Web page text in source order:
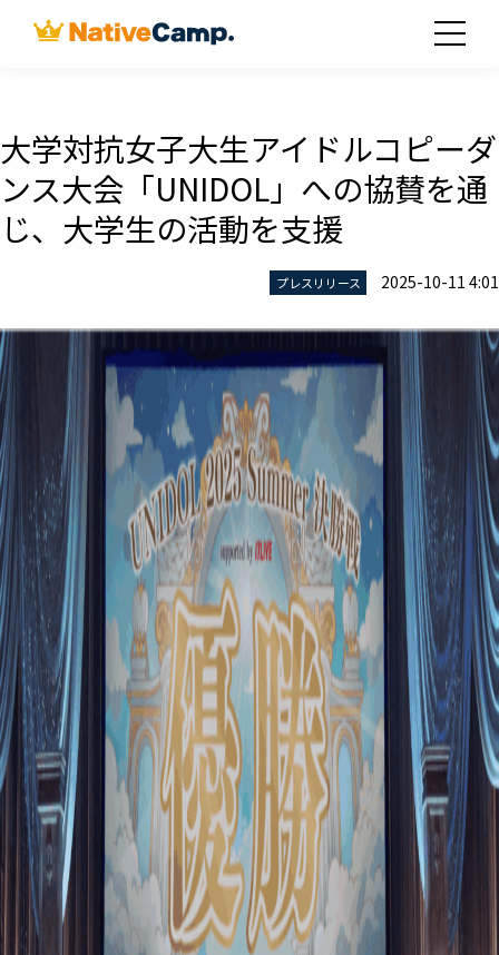
大学対抗女子大生アイドルコピーダ
ンス大会「UNIDOL」への協賛を通
じ、大学生の活動を支援
プレスリリース 2025-10-11 4:01